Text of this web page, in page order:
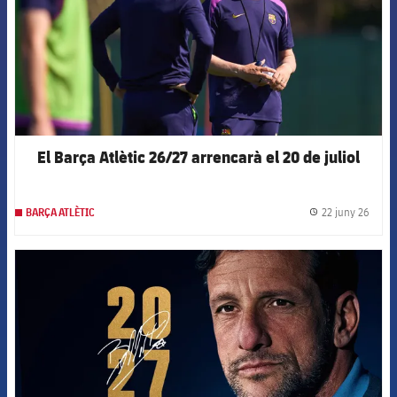
El Barça Atlètic 26/27 arrencarà el 20 de juliol
BARÇA ATLÈTIC 22 juny 26
FCB Barcelona badge